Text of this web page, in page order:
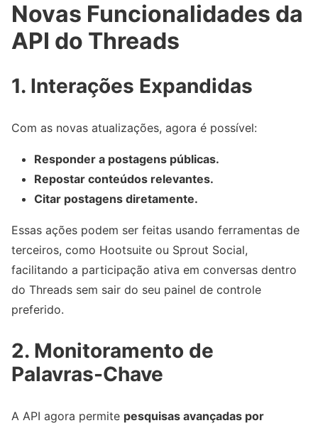
Novas Funcionalidades da
API do Threads
1. Interações Expandidas
Com as novas atualizações, agora é possível:
Responder a postagens públicas.
Repostar conteúdos relevantes.
Citar postagens diretamente.
Essas ações podem ser feitas usando ferramentas de
terceiros, como Hootsuite ou Sprout Social,
facilitando a participação ativa em conversas dentro
do Threads sem sair do seu painel de controle
preferido.
2. Monitoramento de
Palavras-Chave
A API agora permite pesquisas avançadas por